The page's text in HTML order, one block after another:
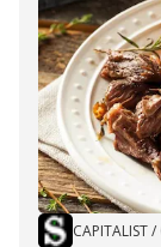
CAPITALIST/